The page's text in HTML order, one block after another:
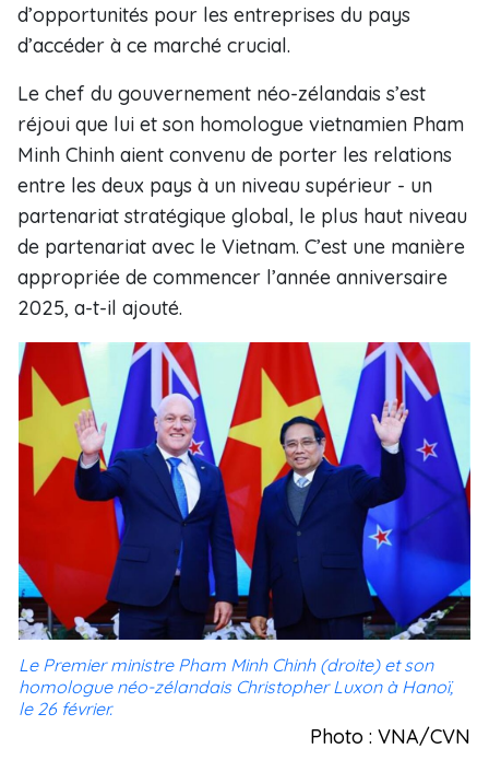
d’opportunités pour les entreprises du pays
d’accéder à ce marché crucial.
Le chef du gouvernement néo-zélandais s’est
réjoui que lui et son homologue vietnamien Pham
Minh Chinh aient convenu de porter les relations
entre les deux pays à un niveau supérieur - un
partenariat stratégique global, le plus haut niveau
de partenariat avec le Vietnam. C’est une manière
appropriée de commencer l’année anniversaire
2025, a-t-il ajouté.
Le Premier ministre Pham Minh Chinh (droite) et son
homologue néo-zélandais Christopher Luxon à Hanoï,
le 26 février.
Photo : VNA/CVN